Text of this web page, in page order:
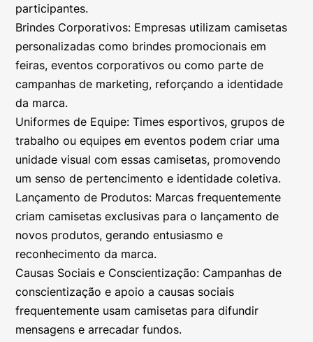
participantes.
Brindes Corporativos: Empresas utilizam camisetas
personalizadas como brindes promocionais em
feiras, eventos corporativos ou como parte de
campanhas de marketing, reforçando a identidade
da marca.
Uniformes de Equipe: Times esportivos, grupos de
trabalho ou equipes em eventos podem criar uma
unidade visual com essas camisetas, promovendo
um senso de pertencimento e identidade coletiva.
Lançamento de Produtos: Marcas frequentemente
criam camisetas exclusivas para o lançamento de
novos produtos, gerando entusiasmo e
reconhecimento da marca.
Causas Sociais e Conscientização: Campanhas de
conscientização e apoio a causas sociais
frequentemente usam camisetas para difundir
mensagens e arrecadar fundos.